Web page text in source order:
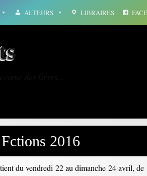
AUTEURS LIBRAIRES
2016
du vendredi 22 au dimanche 24 avril,